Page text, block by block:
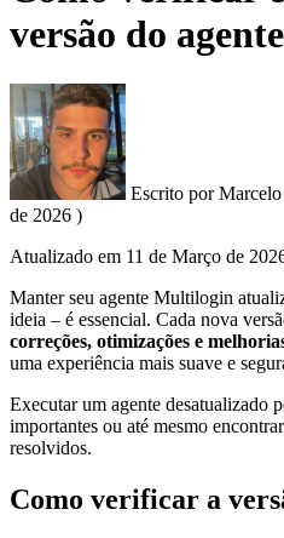
versão do
Escrito por
de 2026 )
Atualizado em 11 de Março de
Manter seu agente Multilogin
ideia – é essencial. Cada nova
correções, otimizações e
uma experiência mais suave e
Executar um agente desatualizado
importantes ou até mesmo
resolvidos.
Como verificar a